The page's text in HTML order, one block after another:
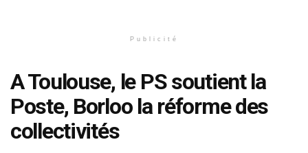
Publicité
A Toulouse, le PS soutient la
Poste, Borloo la réforme des
collectivités